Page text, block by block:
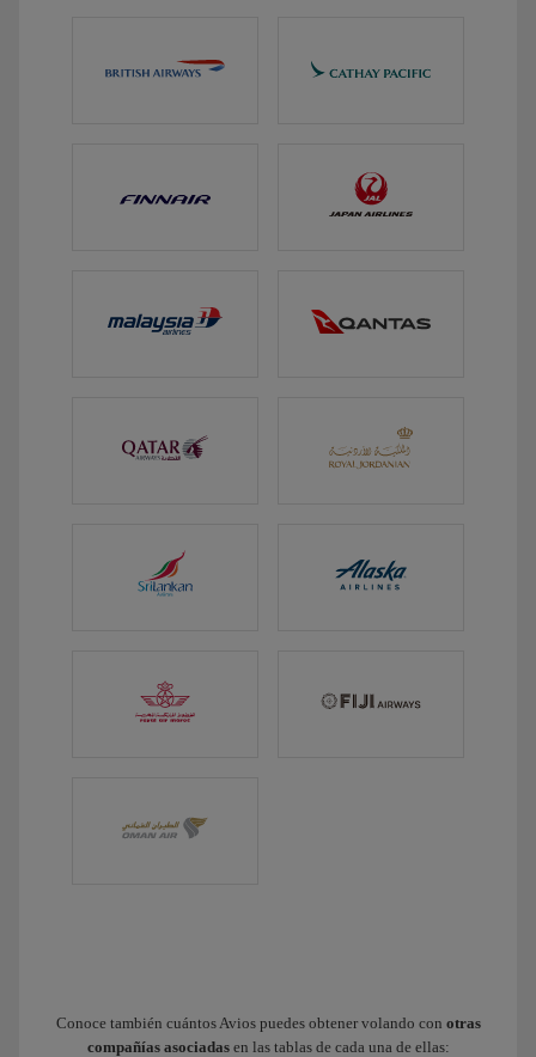
Conoce también cuántos Avios puedes obtener volando con otras
compañías asociadasen las tablas de cada una de ellas: